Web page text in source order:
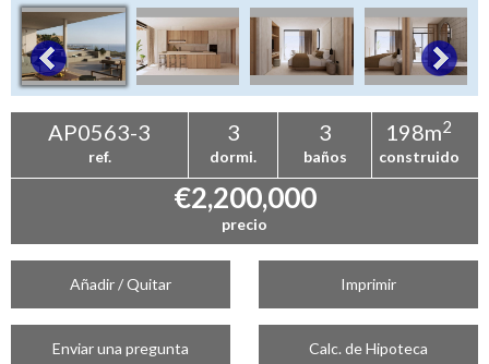
AP0563-3
ref.
3
dormi.
3
baños
198m2
construido
€2,200,000
precio
Añadir / Quitar Imprimir
Enviar una pregunta Calc. de Hipoteca